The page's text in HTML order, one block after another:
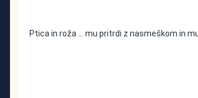
Ptica in roža … mu pritrdi z nasmeškom in